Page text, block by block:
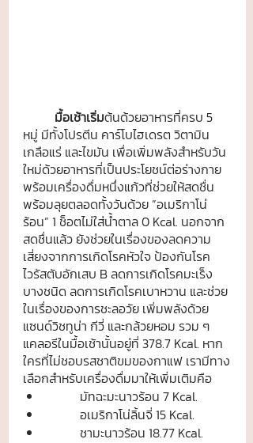
มื้อเช้าเริ่มต้นด้วยอาหารที่ครบ 5
หมู่ มีทั้งโปรตีน คาร์โบไฮเดรต วิตามิน
เกลือแร่ และไขมัน เพื่อเพิ่มพลังสำหรับวัน
ใหม่ด้วยอาหารที่เป็นประโยชน์ต่อร่างกาย
พร้อมเครื่องดื่มหนึ่งแก้วที่ช่วยให้สดชื่น
พร้อมลุยตลอดทั้งวันด้วย ”อเมริกาโน่
ร้อน” 1 ช็อตไม่ใส่น้ำตาล 0 Kcal. นอกจาก
สดชื่นแล้ว ยังช่วยในเรื่องของลดความ
เสี่ยงจากการเกิดโรคหัวใจ ป้องกันโรค
ไวรัสตับอักเสบ B ลดการเกิดโรคมะเร็ง
บางชนิด ลดการเกิดโรคเบาหวาน และช่วย
ในเรื่องของการชะลอวัย เพิ่มพลังด้วย
แซนด์วิชทูน่า กีวี่ และกล้วยหอม รวม ๆ
แคลอรีในมื้อเช้านั้นอยู่ที่ 378.7 Kcal. หาก
ใครที่ไม่ชอบรสชาติขมของกาแฟ เรามีทาง
เลือกสำหรับเครื่องดื่มมาให้เพิ่มเติมคือ
	มัทฉะมะนาวร้อน 7 Kcal.
	อเมริกาโน่ลิ้นจี่ 15 Kcal.
	ชามะนาวร้อน 18.77 Kcal.